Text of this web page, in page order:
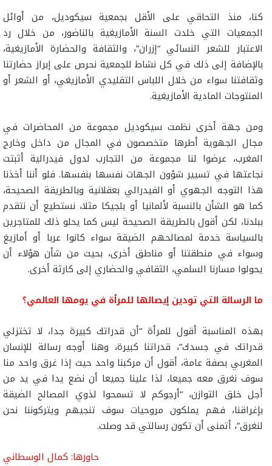
كنا، منذ التحاقي على الأقل بجمعية سيكوديل، من أوائل
الجمعيات التي خلدت السنة الأمازيغية بالناضور، من خلال رد
الاعتبار للشعر النسائي “إزران”، والثقافة والحضارة الأمازيغية،
بالإضافة إلى ذلك في كل نشاط للجمعية نحرص على إبراز حضارتنا
وثقافتنا سواء من خلال اللباس التقليدي الأمازيغي، أو الشعر أو
المنتوجات المادية الأمازيغية.
ومن جهة أخرى نظمت سيكوديل مجموعة من المحاضرات في
مجال الجهوية أطرها متخصصون في المجال من داخل وخارج
المغرب، عرضوا لنا مجموعة من التجارب لدول فيدرالية أثبتت
نجاعتها في تسيير شؤون الجهات نفسها بنفسها. فلو أننا أخذنا
هذا التوجه الجهوي أو الفيدرالي بعقلانية وبالطريقة الصحيحة،
كما هو الشأن بالنسبة لألمانيا أو بلجيكا مثلا، نستطيع أن نتقدم
ببلدنا، لكن أقول بالطريقة الصحيحة ليس كما يحلو ذلك للمتاجرين
بالسياسة خدمة لمصالحهم الضيقة سواء كانوا عربا أو أمازيغ
وسواء في منطقتنا أو مناطق أخرى، بحيث من شأن هؤلاء أن
يحولوا مسارنا السلمي، الثقافي والحضاري إلى كارثة أخرى.
ما الرسالة التي تودين إيصالها للمرأة في يومها العالمي؟
بهذه المناسبة أقول للمرأة “أن قدراتك كبيرة جدا، لا تختزلي
قدراتك في جسدك”، قدراتنا كبيرة، وهنا أوجه رسالة للإنسان
المغربي بصفة عامة، أقول أن مركبنا واحد حيث إذا غرق واحد منا
سوف نغرق معه جميعا، لذا علينا جميعا أن نضع يدا في يد من
أجل خلق التوازن، “أرجوكم لا تسمحوا لذوي المصالح الضيقة
بإغراقنا، فهم يملكون مروحيات سوف تنجيهم ويتركوننا نحن
لنغرق”، أتمنى أن تكون رسالتي قد وصلت.
حاورها: كمال الوسطاني